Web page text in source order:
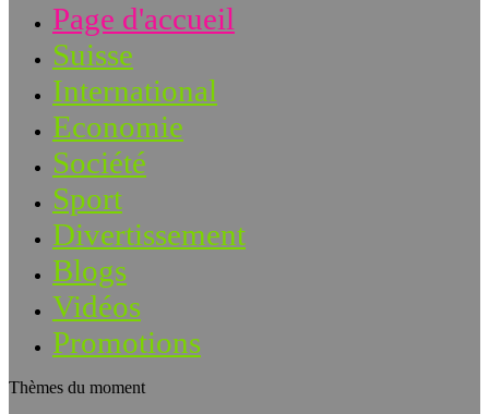
Page d'accueil
Suisse
International
Economie
Société
Sport
Divertissement
Blogs
Vidéos
Promotions
Thèmes du moment